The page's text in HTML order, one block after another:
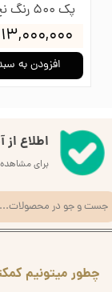
۱۳,۰۰۰,۰۰۰ تومان
افزودن به
چطور میتونیم
اطلاع
برای